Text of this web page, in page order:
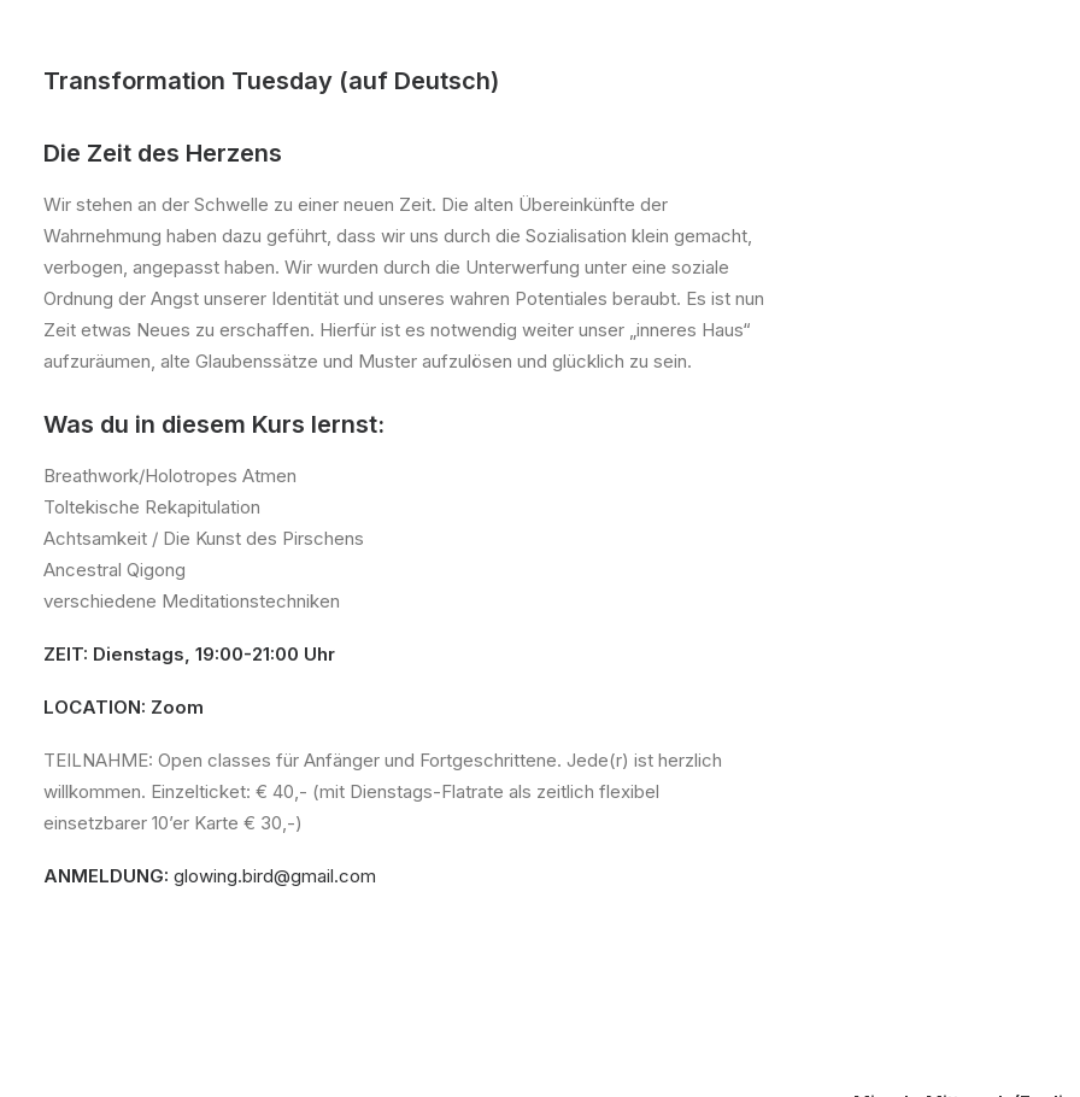
Transformation Tuesday (auf Deutsch)
Die Zeit des Herzens
Wir stehen an der Schwelle zu einer neuen Zeit. Die alten Übereinkünfte der
Wahrnehmung haben dazu geführt, dass wir uns durch die Sozialisation klein gemacht,
verbogen, angepasst haben. Wir wurden durch die Unterwerfung unter eine soziale
Ordnung der Angst unserer Identität und unseres wahren Potentiales beraubt. Es ist nun
Zeit etwas Neues zu erschaffen. Hierfür ist es notwendig weiter unser „inneres Haus“
aufzuräumen, alte Glaubenssätze und Muster aufzulösen und glücklich zu sein.
Was du in diesem Kurs lernst:
Breathwork/Holotropes Atmen
Toltekische Rekapitulation
Achtsamkeit / Die Kunst des Pirschens
Ancestral Qigong
verschiedene Meditationstechniken
ZEIT: Dienstags, 19:00-21:00 Uhr
LOCATION: Zoom
TEILNAHME: Open classes für Anfänger und Fortgeschrittene. Jede(r) ist herzlich
willkommen. Einzelticket: € 40,- (mit Dienstags-Flatrate als zeitlich flexibel
einsetzbarer 10’er Karte € 30,-)
ANMELDUNG: glowing.bird@gmail.com